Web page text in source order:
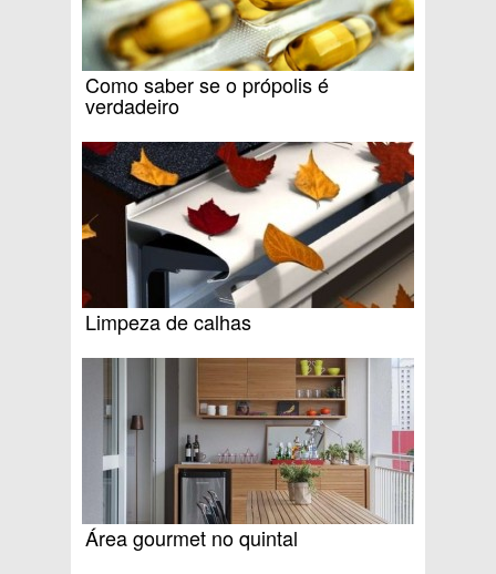
Como saber se o própolis é
verdadeiro
Limpeza de calhas
Área gourmet no quintal